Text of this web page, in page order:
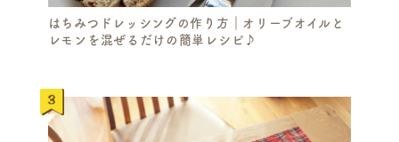
はちみつドレッシングの作り方｜オリーブオイルと
レモンを混ぜるだけの簡単レシピ♪